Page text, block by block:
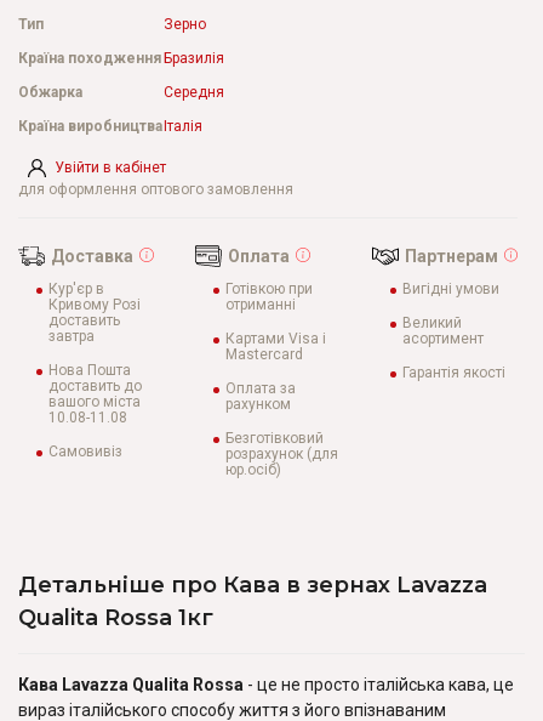
Увійти в кабінет
для оформлення оптового замовлення
Тип
Зерно
Країна походження Бразилія
Обжарка
Середня
Країна виробництва Італія
Доставка
Кур'єр в
Кривому Розі
доставить
завтра
Нова Пошта
доставить до
вашого міста
10.08-11.08
Самовивіз
Оплата
Готівкою при
отриманні
Картами Visa і
Mastercard
Оплата за
рахунком
Безготівковий
розрахунок (для
юр.осіб)
Партнерам
Вигідні умови
Великий
асортимент
Гарантія якості
Детальніше про Кава в зернах Lavazza
Qualita Rossa 1кг
Кава Lavazza Qualita Rossa - це не просто італійська кава, це
вираз італійського способу життя з його впізнаваним